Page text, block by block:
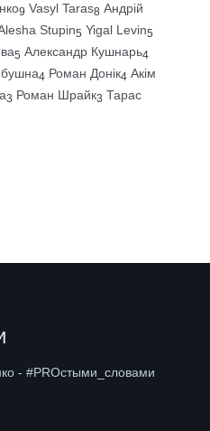
9 Vasyl Taras8 Андрій
Stupin5 Yigal Levin5
5 Александр Кушнарь4
4 Роман Донік4 Акім
3 Роман Шрайк3 Тарас
- #PROстыми_словами